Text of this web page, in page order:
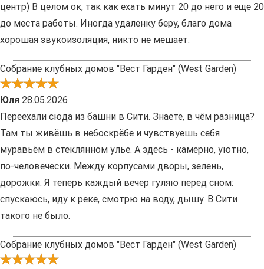
центр) В целом ок, так как ехать минут 20 до него и еще 20
до места работы. Иногда удаленку беру, благо дома
хорошая звукоизоляция, никто не мешает.
Собрание клубных домов "Вест Гарден" (West Garden)
Юля 28.05.2026
Переехали сюда из башни в Сити. Знаете, в чём разница?
Там ты живёшь в небоскрёбе и чувствуешь себя
муравьём в стеклянном улье. А здесь - камерно, уютно,
по-человечески. Между корпусами дворы, зелень,
дорожки. Я теперь каждый вечер гуляю перед сном:
спускаюсь, иду к реке, смотрю на воду, дышу. В Сити
такого не было.
Собрание клубных домов "Вест Гарден" (West Garden)